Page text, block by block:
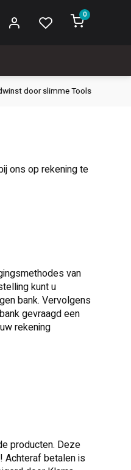
0
doorslimme Tools
ons op rekening te
van
kunt u
bank. Vervolgens
gevraagd een
rekening
producten. Deze
Achteraf betalen is